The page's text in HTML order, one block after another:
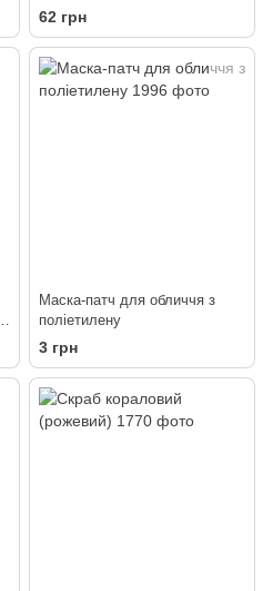
62 грн
Маска-патч для обличчя з
поліетилену
3 грн